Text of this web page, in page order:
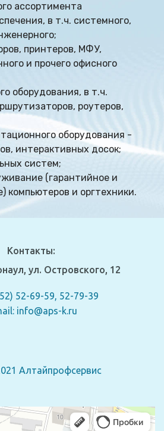
ассортимента
в т.ч. системного,
принтеров, МФУ,
и прочего офисного
оборудования, в т.ч.
роутеров,
оборудования -
интерактивных досок;
систем;
(гарантийное и
компьютеров и оргтехники.
Контакты:
ул. Островского, 12
52-69-59, 52-79-39
info@aps-k.ru
Алтайпрофсервис